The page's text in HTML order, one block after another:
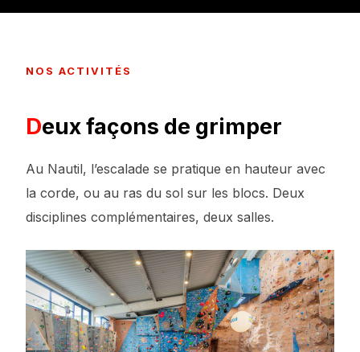
NOS ACTIVITÉS
Deux façons de grimper
Au Nautil, l’escalade se pratique en hauteur avec
la corde, ou au ras du sol sur les blocs. Deux
disciplines complémentaires, deux salles.